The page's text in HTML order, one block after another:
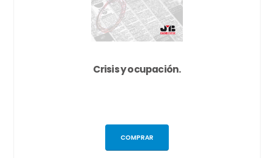
Crisis y ocupación.
COMPRAR